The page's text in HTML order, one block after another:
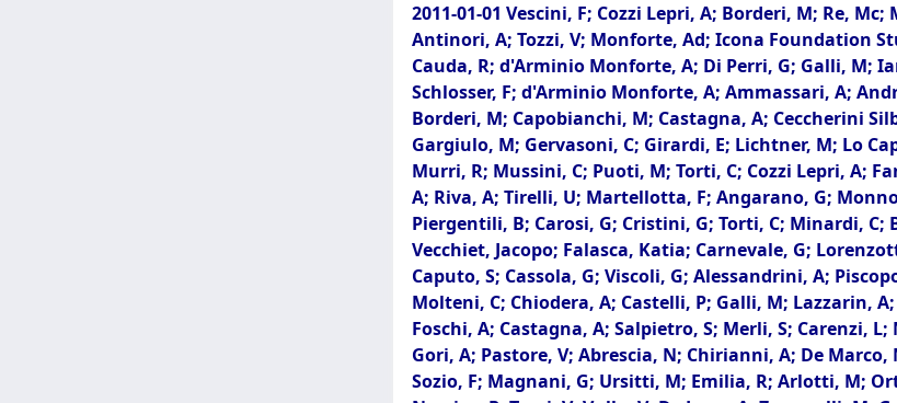
2011-01-01 Vescini, F; Cozzi Lepri, A; Borderi, M; Re,
Antinori, A; Tozzi, V; Monforte, Ad; Icona Foundation
Cauda, R; d'Arminio Monforte, A; Di Perri, G; Galli, M;
Schlosser, F; d'Arminio Monforte, A; Ammassari, A;
Borderi, M; Capobianchi, M; Castagna, A; Ceccherini
Gargiulo, M; Gervasoni, C; Girardi, E; Lichtner, M; Lo
Murri, R; Mussini, C; Puoti, M; Torti, C; Cozzi Lepri, A;
A; Riva, A; Tirelli, U; Martellotta, F; Angarano, G;
Piergentili, B; Carosi, G; Cristini, G; Torti, C; Minardi,
Vecchiet, Jacopo; Falasca, Katia; Carnevale, G;
Caputo, S; Cassola, G; Viscoli, G; Alessandrini, A;
Molteni, C; Chiodera, A; Castelli, P; Galli, M; Lazzarin,
Foschi, A; Castagna, A; Salpietro, S; Merli, S; Carenzi,
Gori, A; Pastore, V; Abrescia, N; Chirianni, A; De
Sozio, F; Magnani, G; Ursitti, M; Emilia, R; Arlotti, M;